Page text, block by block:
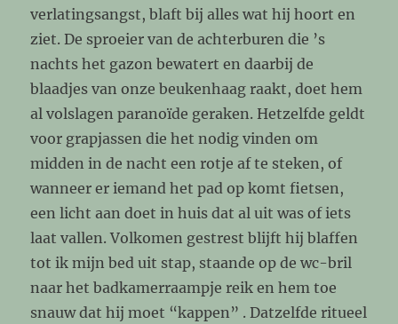
verlatingsangst, blaft bij alles wat hij hoort en
ziet. De sproeier van de achterburen die ’s
nachts het gazon bewatert en daarbij de
blaadjes van onze beukenhaag raakt, doet hem
al volslagen paranoïde geraken. Hetzelfde geldt
voor grapjassen die het nodig vinden om
midden in de nacht een rotje af te steken, of
wanneer er iemand het pad op komt fietsen,
een licht aan doet in huis dat al uit was of iets
laat vallen. Volkomen gestrest blijft hij blaffen
tot ik mijn bed uit stap, staande op de wc-bril
naar het badkamerraampje reik en hem toe
snauw dat hij moet “kappen” . Datzelfde ritueel